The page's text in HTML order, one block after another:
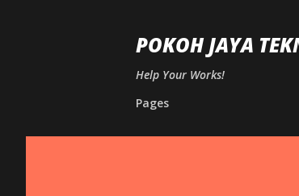
POKOH JAYA
Help Your Works!
Pages